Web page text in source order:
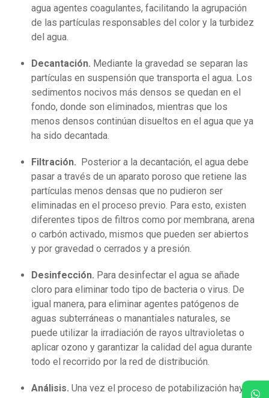
agua agentes coagulantes, facilitando la agrupación
de las partículas responsables del color y la turbidez
del agua.
Decantación. Mediante la gravedad se separan las
partículas en suspensión que transporta el agua. Los
sedimentos nocivos más densos se quedan en el
fondo, donde son eliminados, mientras que los
menos densos continúan disueltos en el agua que ya
ha sido decantada.
Filtración. Posterior a la decantación, el agua debe
pasar a través de un aparato poroso que retiene las
partículas menos densas que no pudieron ser
eliminadas en el proceso previo. Para esto, existen
diferentes tipos de filtros como por membrana, arena
o carbón activado, mismos que pueden ser abiertos
y por gravedad o cerrados y a presión.
Desinfección. Para desinfectar el agua se añade
cloro para eliminar todo tipo de bacteria o virus. De
igual manera, para eliminar agentes patógenos de
aguas subterráneas o manantiales naturales, se
puede utilizar la irradiación de rayos ultravioletas o
aplicar ozono y garantizar la calidad del agua durante
todo el recorrido por la red de distribución.
Análisis.Una vez el proceso de potabilización haya